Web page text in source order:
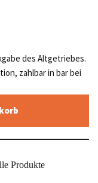
des Altgetriebes.
zahlbar in bar bei
Produkte